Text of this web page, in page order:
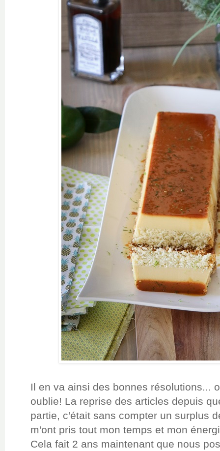
Il en va ainsi des bonnes résolutions...
oublie! La reprise des articles depuis
partie, c'était sans compter un surplus
m'ont pris tout mon temps et mon
Cela fait 2 ans maintenant que nous